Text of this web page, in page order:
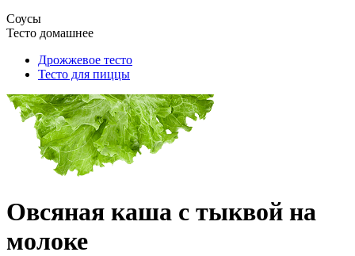
Соусы
Тесто домашнее
Дрожжевое тесто
Тесто для пиццы
Овсяная каша с тыквой на
молоке